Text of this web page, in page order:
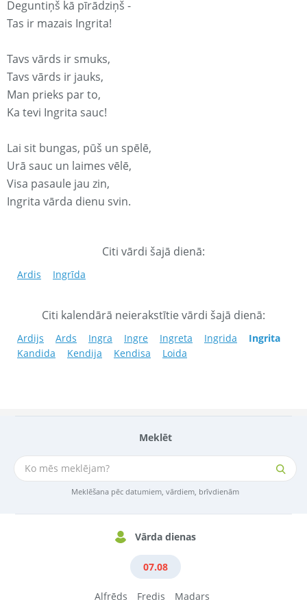
Meklēt
Meklēšana pēc datumiem, vārdiem, brīvdienām
Vārda dienas
07.08
Alfrēds Fredis Madars
Deguntiņš kā pīrādziņš -
Tas ir mazais Ingrita!
Tavs vārds ir smuks,
Tavs vārds ir jauks,
Man prieks par to,
Ka tevi Ingrita sauc!
Lai sit bungas, pūš un spēlē,
Urā sauc un laimes vēlē,
Visa pasaule jau zin,
Ingrita vārda dienu svin.
Citi vārdi šajā dienā:
Ardis Ingrīda
Citi kalendārā neierakstītie vārdi šajā dienā:
Ardijs Ards Ingra Ingre Ingreta Ingrida
Ingrita
Kandida
Kendija Kendisa Loida